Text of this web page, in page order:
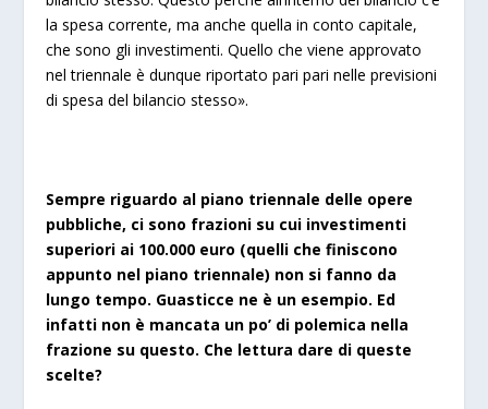
la spesa corrente, ma anche quella in conto capitale,
che sono gli investimenti. Quello che viene approvato
nel triennale è dunque riportato pari pari nelle previsioni
di spesa del bilancio stesso».
Sempre riguardo al piano triennale delle opere
pubbliche, ci sono frazioni su cui investimenti
superiori ai 100.000 euro (quelli che finiscono
appunto nel piano triennale) non si fanno da
lungo tempo. Guasticce ne è un esempio. Ed
infatti non è mancata un po’ di polemica nella
frazione su questo. Che lettura dare di queste
scelte?